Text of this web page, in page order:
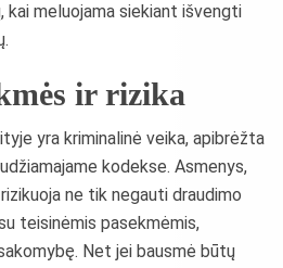
kai meluojama siekiant išvengti
ir rizika
yra kriminalinė veika, apibrėžta
kodekse. Asmenys,
ne tik negauti draudimo
teisinėmis pasekmėmis,
Net jei bausmė būtų